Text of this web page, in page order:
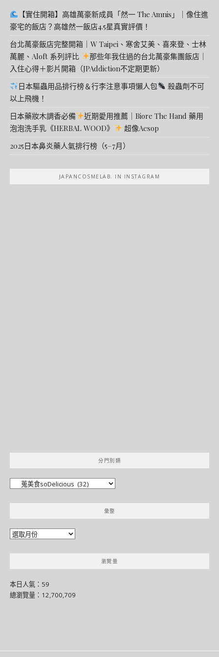
【實住開箱】高雄萬豪新成員「然一 The Amnis」｜像住進
豪宅的飯店？高雄然一飯店4.5星真實評價！
台北萬豪飯店完整開箱｜W Taipei、寒舍艾美、喜來登、士林
萬麗、Aloft 系列評比
那些年我住過的台北萬豪集團飯店｜
入住心得＋影片開箱（JPAddiction不定期更新）
日本驅蟲用品排行榜＆行李注意事項懶人包
殺蟲劑不可
以上飛機！
日本藥妝木調香必備
近期愛用推薦｜Biore The Hand 藥用
泡泡洗手乳《HERBAL WOOD》
超像Aesop
2025日本鼻炎藥人氣排行榜（5–7月）
JAPANCOSMELAB. IN INSTAGRAM
分門別類
別
彙整
彙
瀏覽量
本日人氣：59
總瀏覽量：12,700,709